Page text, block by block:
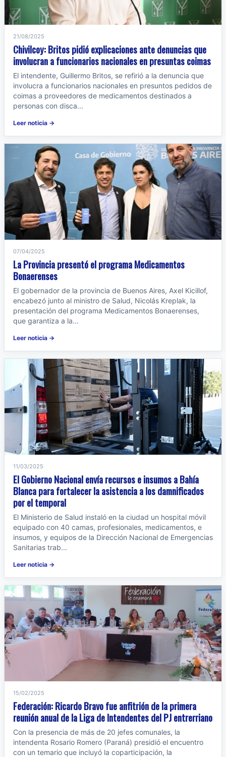
21/08/2025
Chivilcoy: Britos pidió explicaciones ante denuncias que
involucran a funcionarios nacionales en presuntas coimas
El intendente, Guillermo Britos, se refirió a la denuncia que
involucra a funcionarios nacionales en presuntos pedidos de
coimas a proveedores de medicamentos destinados a
personas con disca...
Leer noticia →
07/04/2025
La Provincia presentó el programa Medicamentos
Bonaerenses
El gobernador de la provincia de Buenos Aires, Axel Kicillof,
encabezó junto al ministro de Salud, Nicolás Kreplak, la
presentación del programa Medicamentos Bonaerenses,
que garantiza a la...
Leer noticia →
11/03/2025
El Gobierno Nacional envía recursos e insumos a Bahía
Blanca para fortalecer la asistencia a los damnificados
por el temporal
El Ministerio de Salud instaló en la ciudad un hospital móvil
equipado con 40 camas, profesionales, medicamentos, e
insumos, y equipos de la Dirección Nacional de Emergencias
Sanitarias trab...
Leer noticia →
15/02/2025
Federación: Ricardo Bravo fue anfitrión de la primera
reunión anual de la Liga de Intendentes del PJ entrerriano
Con la presencia de más de 20 jefes comunales, la
intendenta Rosario Romero (Paraná) presidió el encuentro
con un temario que incluyó la coparticipación, la